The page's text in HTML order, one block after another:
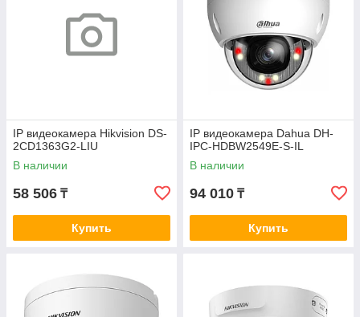
IP видеокамера Hikvision DS-
2CD1363G2-LIU
В наличии
58 506 ₸
Купить
IP видеокамера Dahua DH-
IPC-HDBW2549E-S-IL
В наличии
94 010 ₸
Купить